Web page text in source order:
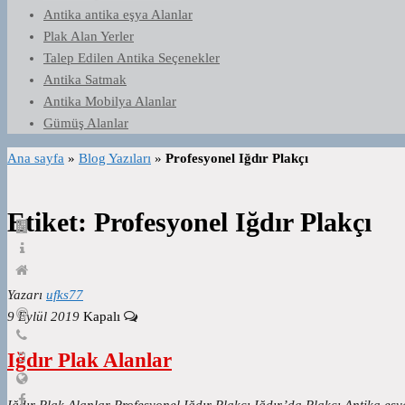
Antika antika eşya Alanlar
Plak Alan Yerler
Talep Edilen Antika Seçenekler
Antika Satmak
Antika Mobilya Alanlar
Gümüş Alanlar
Ana sayfa » Blog Yazıları » Profesyonel Iğdır Plakçı
Etiket: Profesyonel Iğdır Plakçı
Yazarı ufks77
9 Eylül 2019 Kapalı
Iğdır Plak Alanlar